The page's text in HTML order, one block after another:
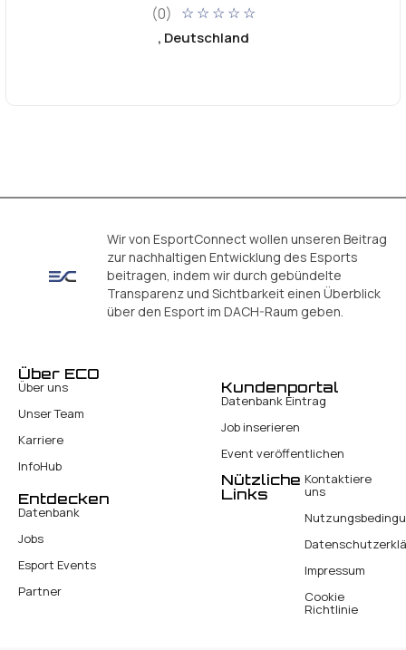
(0) ☆ ☆ ☆ ☆ ☆
, Deutschland
Wir von EsportConnect wollen unseren Beitrag
zur nachhaltigen Entwicklung des Esports
beitragen, indem wir durch gebündelte
Transparenz und Sichtbarkeit einen Überblick
über den Esport im DACH-Raum geben.
Über ECO
Über uns
Unser Team
Karriere
InfoHub
Kundenportal
Datenbank Eintrag
Job inserieren
Event veröffentlichen
Entdecken
Datenbank
Jobs
Esport Events
Partner
Nützliche
Links
Kontaktiere
uns
Impressum
Cookie
Richtlinie